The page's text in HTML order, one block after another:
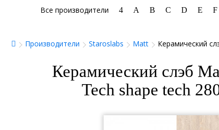
Все производители 4 A B C D E F
Производители Staroslabs Matt Керамический
Керамический слэб
Tech shape tech